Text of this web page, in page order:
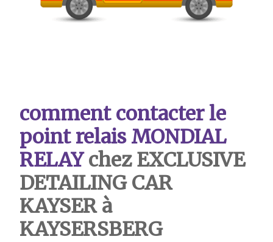
comment contacter le
point relais MONDIAL
RELAYchez EXCLUSIVE
DETAILING CAR
KAYSER à
KAYSERSBERG